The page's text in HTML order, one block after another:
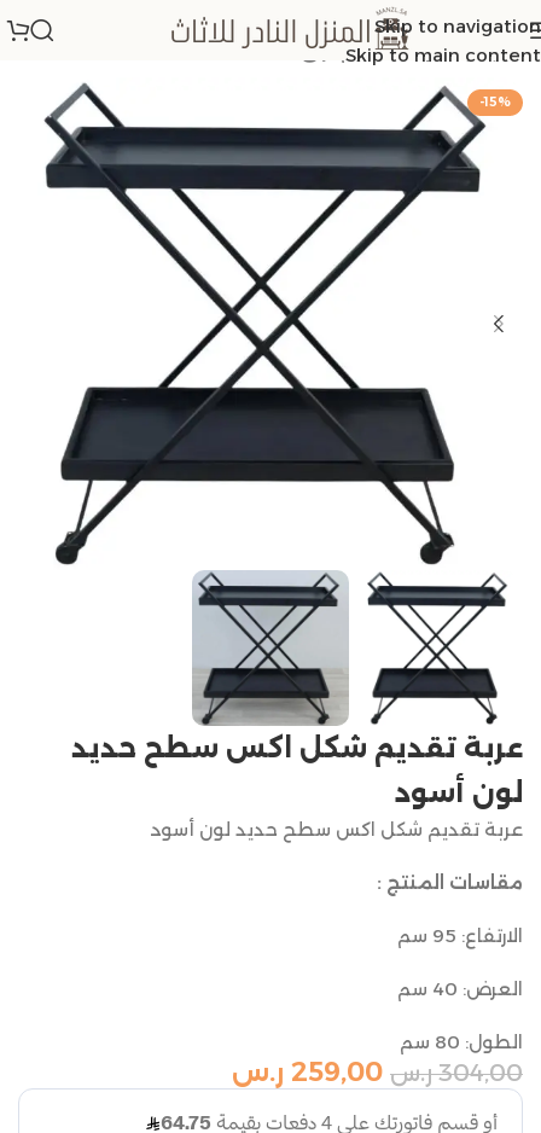
Skip to navigation
Skip to main content
الرئيسية/عربات تقديم ترلي
-15%
عربة تقديم شكل اكس سطح حديد
لون أسود
عربة تقديم شكل اكس سطح حديد لون أسود
مقاسات المنتج :
الارتفاع: 95 سم
العرض: 40 سم
الطول: 80 سم
304,00 ر.س 259,00 ر.س